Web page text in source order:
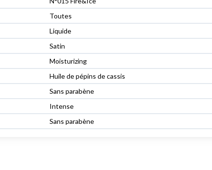
Toutes
Liquide
Satin
Moisturizing
Huile de pépins de cassis
Sans parabène
Intense
Sans parabène